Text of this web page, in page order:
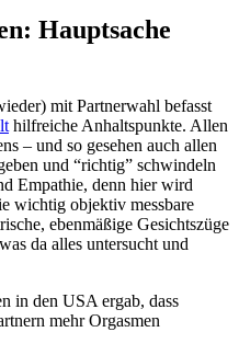
Hauptsache
mit Partnerwahl befasst
hilfreiche Anhaltspunkte. Allen
– und so gesehen auch allen
und “richtig” schwindeln
Empathie, denn hier wird
wichtig objektiv messbare
ebenmäßige Gesichtszüge
da alles untersucht und
in den USA ergab, dass
mehr Orgasmen